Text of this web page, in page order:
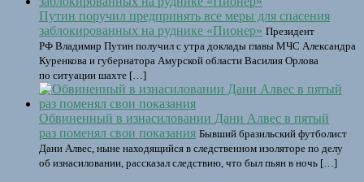
Путин поручил предпринять все меры для спасения
заблокированных на руднике «Пионер» Президент
РФ Владимир Путин получил с утра доклады главы МЧС Александра
Куренкова и губернатора Амурской области Василия Орлова
по ситуации шахте […]
Обвиненный в изнасиловании Дани Алвес в пятый
раз поменял свои показания Бывший бразильский футболист
Дани Алвес, ныне находящийся в cледственном изоляторе по делу
об изнасиловании, рассказал следствию, что был пьян в ночь […]